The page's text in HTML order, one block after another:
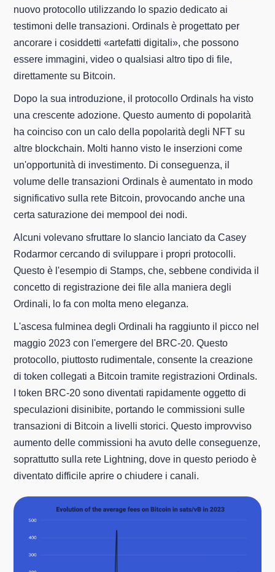
nuovo protocollo utilizzando lo spazio dedicato ai
testimoni delle transazioni. Ordinals è progettato per
ancorare i cosiddetti «artefatti digitali», che possono
essere immagini, video o qualsiasi altro tipo di file,
direttamente su Bitcoin.
Dopo la sua introduzione, il protocollo Ordinals ha visto
una crescente adozione. Questo aumento di popolarità
ha coinciso con un calo della popolarità degli NFT su
altre blockchain. Molti hanno visto le inserzioni come
un'opportunità di investimento. Di conseguenza, il
volume delle transazioni Ordinals è aumentato in modo
significativo sulla rete Bitcoin, provocando anche una
certa saturazione dei mempool dei nodi.
Alcuni volevano sfruttare lo slancio lanciato da Casey
Rodarmor cercando di sviluppare i propri protocolli.
Questo è l'esempio di Stamps, che, sebbene condivida il
concetto di registrazione dei file alla maniera degli
Ordinali, lo fa con molta meno eleganza.
L'ascesa fulminea degli Ordinali ha raggiunto il picco nel
maggio 2023 con l'emergere del BRC-20. Questo
protocollo, piuttosto rudimentale, consente la creazione
di token collegati a Bitcoin tramite registrazioni Ordinals.
I token BRC-20 sono diventati rapidamente oggetto di
speculazioni disinibite, portando le commissioni sulle
transazioni di Bitcoin a livelli storici. Questo improvviso
aumento delle commissioni ha avuto delle conseguenze,
soprattutto sulla rete Lightning, dove in questo periodo è
diventato difficile aprire o chiudere i canali.